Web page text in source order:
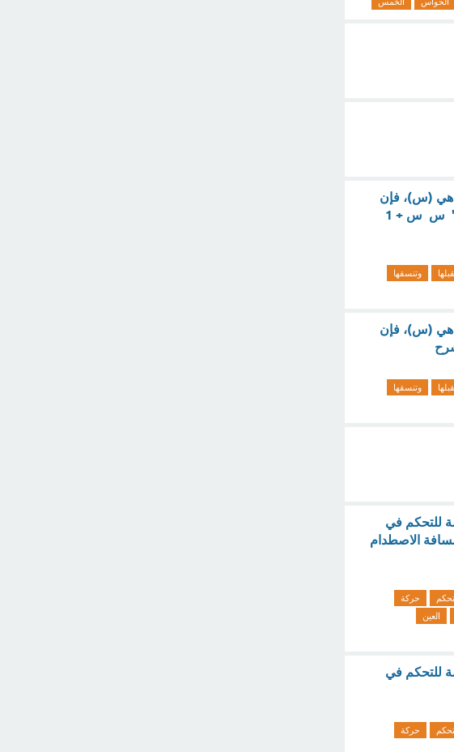
هي (س)، فإن
وتنسقها
هي (س)، فإن
وتنسقها
للتحكم في
اللمس يقابله مستشعر: (1 نقطة) المسافة الاصطدام
حركة
العين
للتحكم في
حركة